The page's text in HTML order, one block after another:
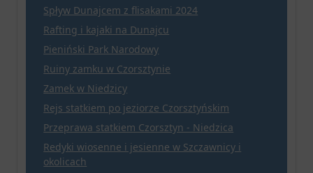
Spływ Dunajcem z flisakami 2024
Rafting i kajaki na Dunajcu
Pieniński Park Narodowy
Ruiny zamku w Czorsztynie
Zamek w Niedzicy
Rejs statkiem po jeziorze Czorsztyńskim
Przeprawa statkiem Czorsztyn - Niedzica
Redyki wiosenne i jesienne w Szczawnicy i
okolicach